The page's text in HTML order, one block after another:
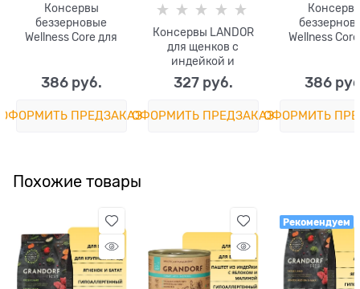
Консервы
беззерновые
Wellness Core для
with Kale
386 руб.
ОФОРМИТЬ ПРЕДЗАКАЗ
Консервы LANDOR
для щенков с
индейкой и
говядиной Puppy
Turkey and Beef
327 руб.
ОФОРМИТЬ ПРЕДЗАКАЗ
Wellness
Chicken,
Carrot
386
ОФОРМИТЬ
Похожие товары
Рекомендуем